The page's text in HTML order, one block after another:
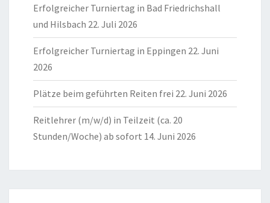
Erfolgreicher Turniertag in Bad Friedrichshall
und Hilsbach 22. Juli 2026
Erfolgreicher Turniertag in Eppingen 22. Juni
2026
Plätze beim geführten Reiten frei 22. Juni 2026
Reitlehrer (m/w/d) in Teilzeit (ca. 20
Stunden/Woche) ab sofort 14. Juni 2026